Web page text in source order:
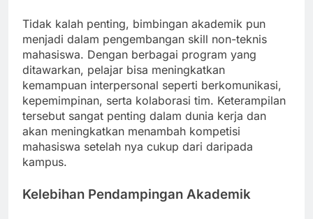
Tidak kalah penting, bimbingan akademik pun
menjadi dalam pengembangan skill non-teknis
mahasiswa. Dengan berbagai program yang
ditawarkan, pelajar bisa meningkatkan
kemampuan interpersonal seperti berkomunikasi,
kepemimpinan, serta kolaborasi tim. Keterampilan
tersebut sangat penting dalam dunia kerja dan
akan meningkatkan menambah kompetisi
mahasiswa setelah nya cukup dari daripada
kampus.
Kelebihan Pendampingan Akademik